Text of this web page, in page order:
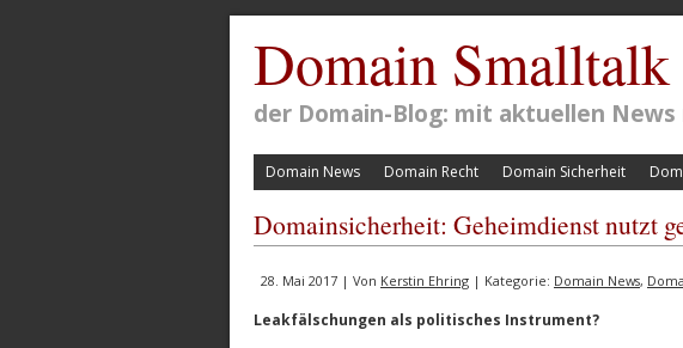
Domain Smalltalk
der Domain-Blog: mit aktuellen
Domain News Domain Recht Domain Sicherheit
Domainsicherheit: Geheimdienst nutzt
28. Mai 2017 | Von Kerstin Ehring | Kategorie: Domain News,
Leakfälschungen als politisches Instrument?